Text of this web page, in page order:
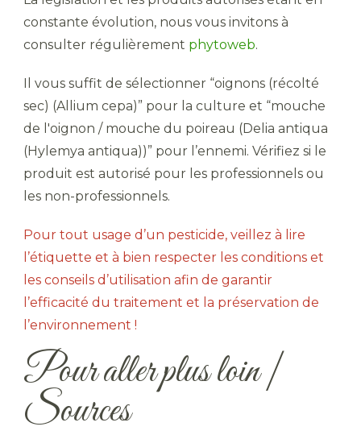
constante évolution, nous vous invitons à
consulter régulièrement phytoweb.
Il vous suffit de sélectionner “oignons (récolté
sec) (Allium cepa)” pour la culture et “mouche
de l'oignon / mouche du poireau (Delia antiqua
(Hylemya antiqua))” pour l’ennemi. Vérifiez si le
produit est autorisé pour les professionnels ou
les non-professionnels.
Pour tout usage d’un pesticide, veillez à lire
l’étiquette et à bien respecter les conditions et
les conseils d’utilisation afin de garantir
l’efficacité du traitement et la préservation de
l’environnement !
Pour aller plus loin |
Sources